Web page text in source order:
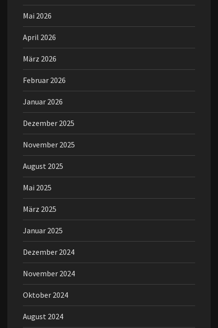
Mai 2026
April 2026
März 2026
Februar 2026
Januar 2026
Dezember 2025
November 2025
August 2025
Mai 2025
März 2025
Januar 2025
Dezember 2024
November 2024
Oktober 2024
August 2024